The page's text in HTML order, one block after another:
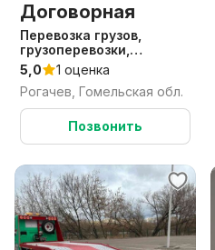
Договорная
Перевозка грузов,
грузоперевозки,
грузовые перевоз
5,0
1 оценка
Рогачев, Гомельская обл.
Позвонить